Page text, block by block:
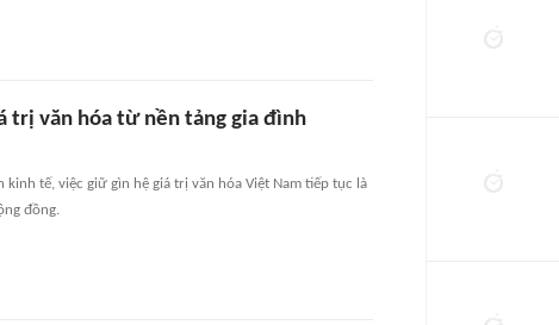
trị văn hóa từ nền tảng gia đình
tế, việc giữ gìn hệ giá trị văn hóa Việt Nam tiếp tục là
đồng.